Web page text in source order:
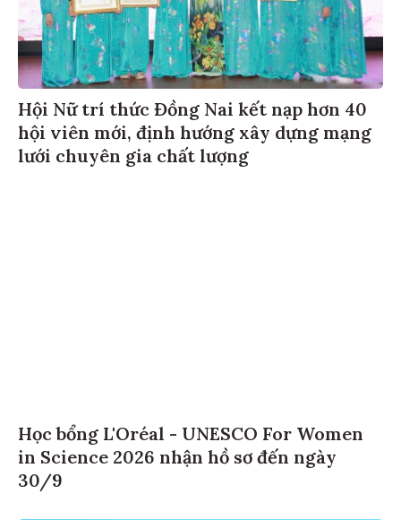
Hội Nữ trí thức Đồng Nai kết nạp hơn 40
hội viên mới, định hướng xây dựng mạng
lưới chuyên gia chất lượng
Học bổng L'Oréal - UNESCO For Women
in Science 2026 nhận hồ sơ đến ngày
30/9